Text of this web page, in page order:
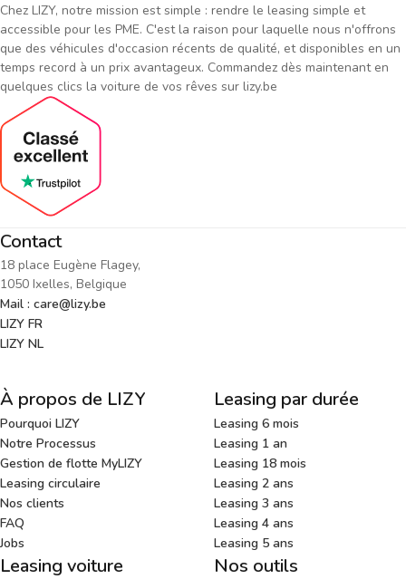
Chez LIZY, notre mission est simple : rendre le leasing simple et
accessible pour les PME. C'est la raison pour laquelle nous n'offrons
que des véhicules d'occasion récents de qualité, et disponibles en un
temps record à un prix avantageux. Commandez dès maintenant en
quelques clics la voiture de vos rêves sur lizy.be
Contact
18 place Eugène Flagey,
1050 Ixelles, Belgique
Mail : care@lizy.be
LIZY FR
LIZY NL
À propos de LIZY
Pourquoi LIZY
Notre Processus
Gestion de flotte MyLIZY
Leasing circulaire
Nos clients
FAQ
Jobs
Leasing par durée
Leasing 6 mois
Leasing 1 an
Leasing 18 mois
Leasing 2 ans
Leasing 3 ans
Leasing 4 ans
Leasing 5 ans
Leasing voiture Nos outils